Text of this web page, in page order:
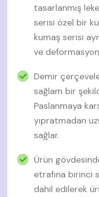
tasarlanmış
serisi özel bir
kumaş serisi
ve
Demir
sağlam bir
Paslanmaya
yıpratmadan
sağlar.
Ürün
etrafına birinci
dahil edilerek